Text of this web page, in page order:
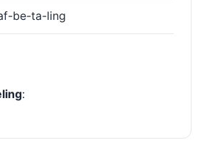
be-ta-ling
: